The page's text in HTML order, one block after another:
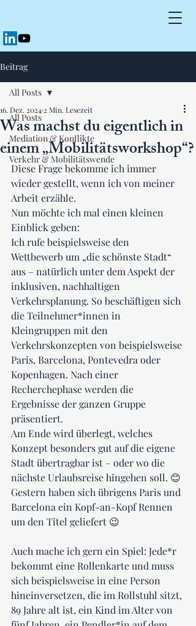
Beitrag
All Posts
Mediation & Konflikte
Verkehr & Mobilitätswende
All Posts
Was machst du eigentlich in
einem „Mobilitätsworkshop“?
16. Dez. 2024 2 Min. Lesezeit
Diese Frage bekomme ich immer
wieder gestellt, wenn ich von meiner
Arbeit erzähle.
Nun möchte ich mal einen kleinen
Einblick geben:
Ich rufe beispielsweise den
Wettbewerb um „die schönste Stadt“
aus – natürlich unter dem Aspekt der
inklusiven, nachhaltigen
Verkehrsplanung. So beschäftigen sich
die Teilnehmer*innen in
Kleingruppen mit den
Verkehrskonzepten von beispielsweise
Paris, Barcelona, Pontevedra oder
Kopenhagen. Nach einer
Recherchephase werden die
Ergebnisse der ganzen Gruppe
präsentiert.
Am Ende wird überlegt, welches
Konzept besonders gut auf die eigene
Stadt übertragbar ist – oder wo die
nächste Urlaubsreise hingehen soll. 😊
Gestern haben sich übrigens Paris und
Barcelona ein Kopf-an-Kopf Rennen
um den Titel geliefert 😉
Auch mache ich gern ein Spiel: Jede*r
bekommt eine Rollenkarte und muss
sich beispielsweise in eine Person
hineinversetzen, die im Rollstuhl sitzt,
89 Jahre alt ist, ein Kind im Alter von